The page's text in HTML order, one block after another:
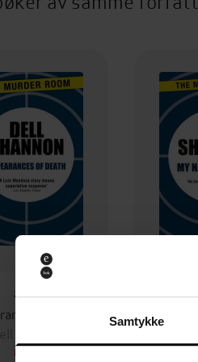
Samtykke
59,-
of Death
Shannon
EBOK